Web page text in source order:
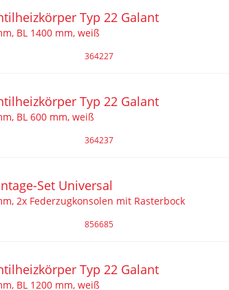
Typ 22 Galant
BL 1400 mm, weiß
364227
Typ 22 Galant
BL 600 mm, weiß
364237
Set Universal
2x Federzugkonsolen mit Rasterbock
856685
Typ 22 Galant
BL 1200 mm, weiß